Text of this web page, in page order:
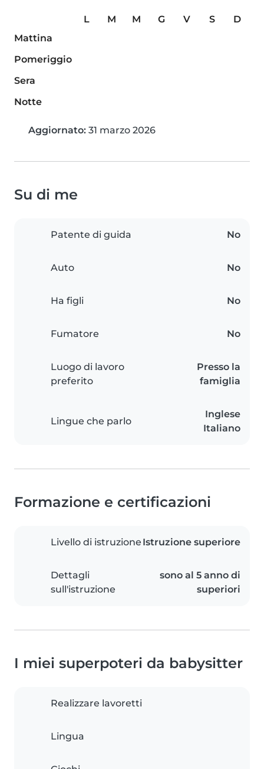
L M M G V S
D
Mattina
Pomeriggio
Sera
Notte
Aggiornato: 31 marzo 2026
Su di me
Patente di guida No
Auto No
Ha figli No
Fumatore No
Luogo di lavoro
preferito
Presso la
famiglia
Lingue che parlo
Inglese
Italiano
Formazione e certificazioni
Livello di istruzione Istruzione superiore
Dettagli
sull'istruzione
sono al 5 anno di
superiori
I miei superpoteri da babysitter
Realizzare lavoretti
Lingua